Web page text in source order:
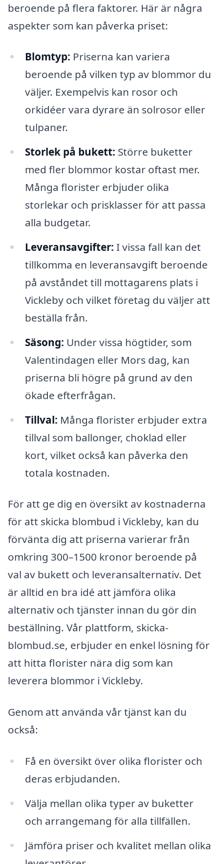
beroende på flera faktorer. Här är några
aspekter som kan påverka priset:
Blomtyp: Priserna kan variera
beroende på vilken typ av blommor du
väljer. Exempelvis kan rosor och
orkidéer vara dyrare än solrosor eller
tulpaner.
Storlek på bukett: Större buketter
med fler blommor kostar oftast mer.
Många florister erbjuder olika
storlekar och prisklasser för att passa
alla budgetar.
Leveransavgifter: I vissa fall kan det
tillkomma en leveransavgift beroende
på avståndet till mottagarens plats i
Vickleby och vilket företag du väljer att
beställa från.
Säsong: Under vissa högtider, som
Valentindagen eller Mors dag, kan
priserna bli högre på grund av den
ökade efterfrågan.
Tillval: Många florister erbjuder extra
tillval som ballonger, choklad eller
kort, vilket också kan påverka den
totala kostnaden.
För att ge dig en översikt av kostnaderna
för att skicka blombud i Vickleby, kan du
förvänta dig att priserna varierar från
omkring 300–1500 kronor beroende på
val av bukett och leveransalternativ. Det
är alltid en bra idé att jämföra olika
alternativ och tjänster innan du gör din
beställning. Vår plattform, skicka-
blombud.se, erbjuder en enkel lösning för
att hitta florister nära dig som kan
leverera blommor i Vickleby.
Genom att använda vår tjänst kan du
också:
Få en översikt över olika florister och
deras erbjudanden.
Välja mellan olika typer av buketter
och arrangemang för alla tillfällen.
Jämföra priser och kvalitet mellan olika